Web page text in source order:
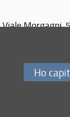
Viale Morgagni,
Ho